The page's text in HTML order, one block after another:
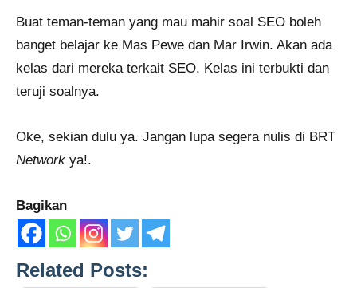
Buat teman-teman yang mau mahir soal SEO boleh
banget belajar ke Mas Pewe dan Mar Irwin. Akan ada
kelas dari mereka terkait SEO. Kelas ini terbukti dan
teruji soalnya.
Oke, sekian dulu ya. Jangan lupa segera nulis di BRT
Network ya!.
Bagikan
Related Posts: